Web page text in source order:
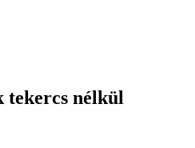
tekercs nélkül